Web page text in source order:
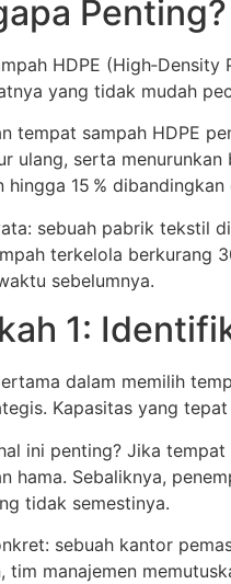
Penting?
HDPE
yang tidak mudah
tempat sampah HDPE
ulang, serta
hingga 15 %
sebuah pabrik tekstil
terkelola berkurang
sebelumnya.
1:
dalam memilih
Kapasitas yang
ini penting? Jika
hama. Sebaliknya,
tidak semestinya.
sebuah kantor
tim manajemen